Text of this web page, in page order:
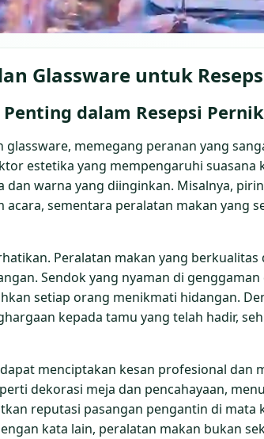
Glassware untuk
dalam Resepsi
memegang peranan yang
estetika yang mempengaruhi suasana
warna yang diinginkan. Misalnya,
sementara peralatan makan yang
Peralatan makan yang
Sendok yang nyaman di
setiap orang menikmati hidangan.
kepada tamu yang telah hadir,
menciptakan kesan profesional dan
dekorasi meja dan pencahayaan,
reputasi pasangan pengantin di mata
kata lain, peralatan makan bukan